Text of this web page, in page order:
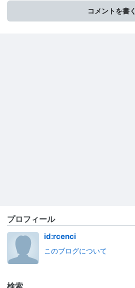
コメントを書く
プロフィール
id:rcenci
このブログについて